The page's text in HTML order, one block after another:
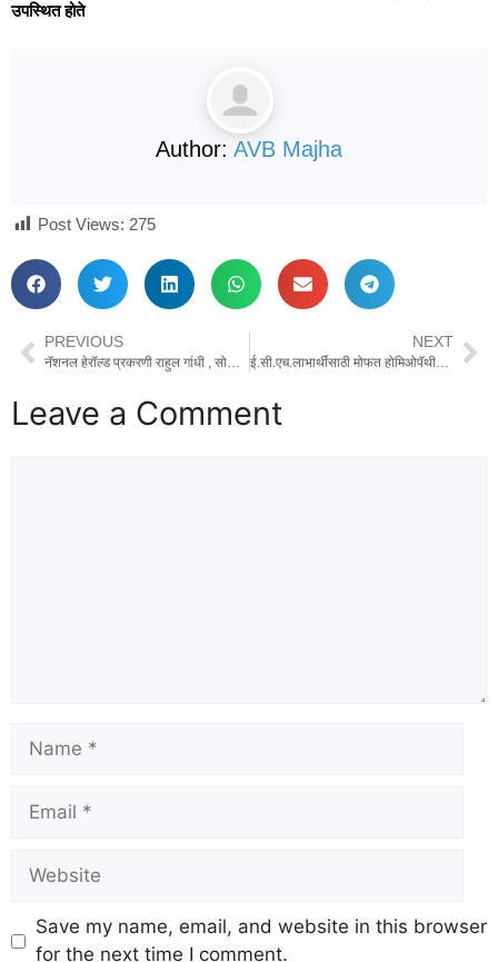
उपस्थित होते
Author: AVB Majha
Post Views: 275
PREVIOUS
नॅशनल हेरॉल्ड प्रकरणी राहुल गांधी , सोनिया गांधी यांना अटक करा : भारतीय जनता पार्टी
NEXT
ई.सी.एच.लाभार्थींसाठी मोफत होमिओपॅथीक शिबिराचे आयोजन
Leave a Comment
Save my name, email, and website in this browser
for the next time I comment.